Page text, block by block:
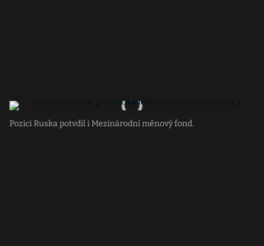
Pozici Ruska potvdil i Mezinárodní měnový fond.